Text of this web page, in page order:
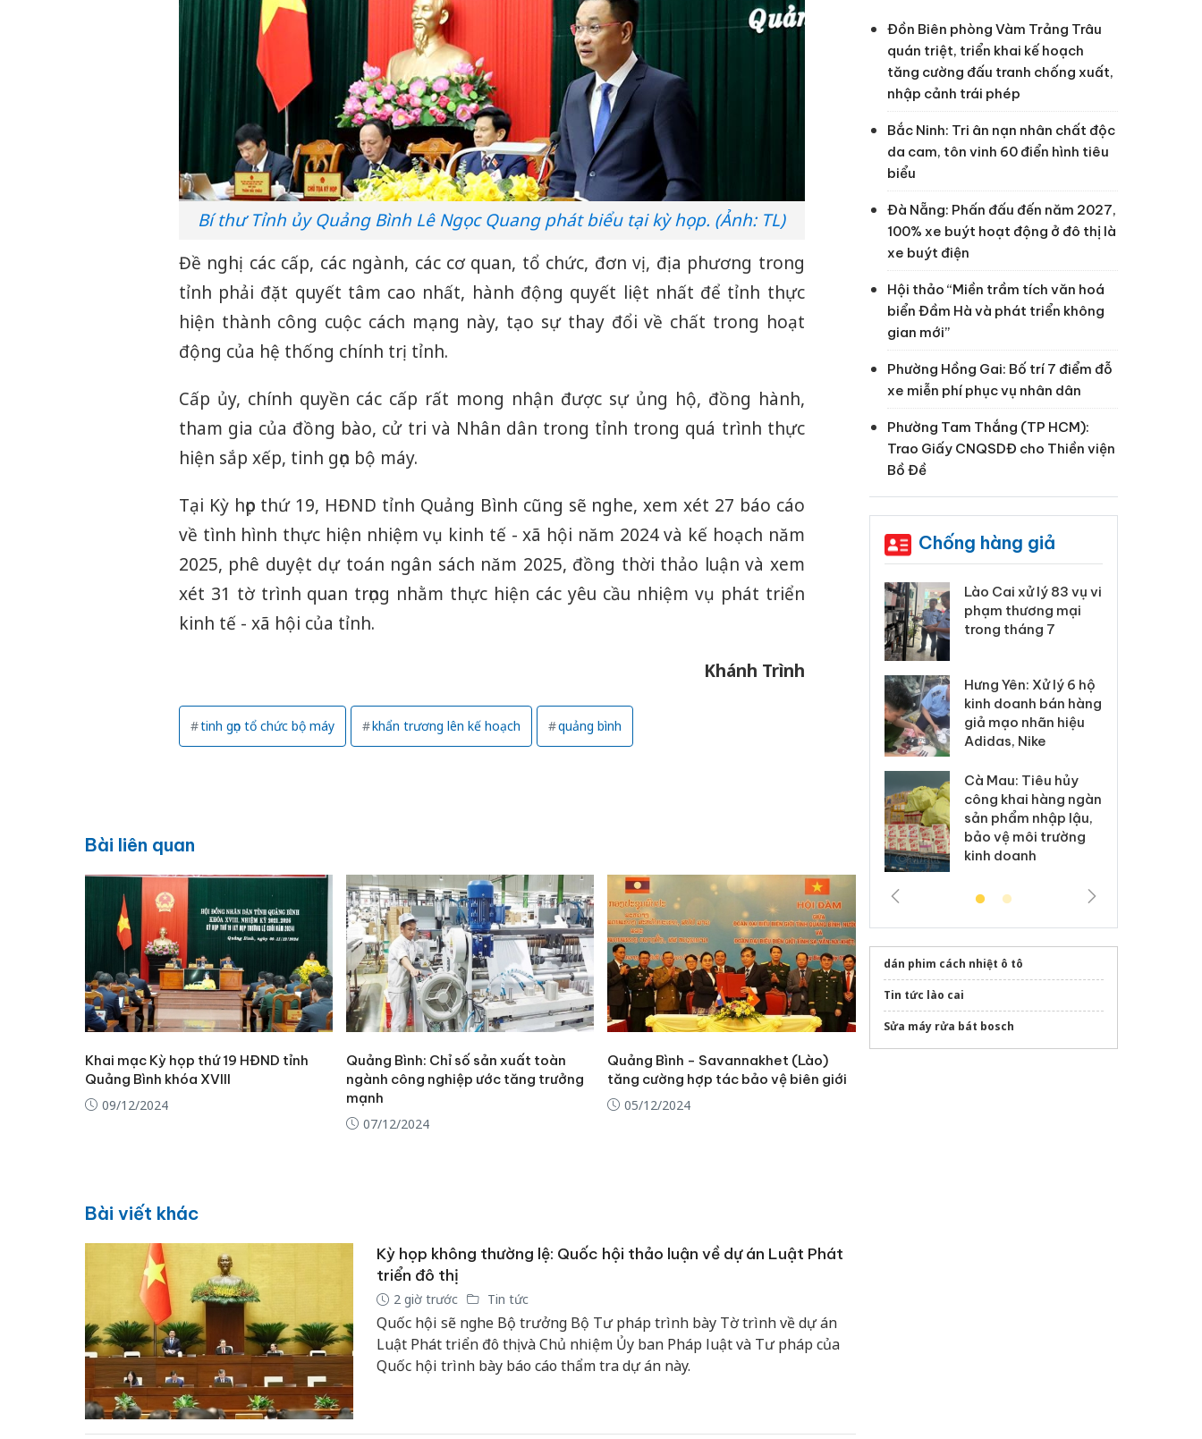
Bí thư Tỉnh ủy Quảng Bình Lê Ngọc Quang phát biểu tại kỳ họp. (Ảnh: TL)
Đề nghị các cấp, các ngành, các cơ quan, tổ chức, đơn vị, địa phương trong
tỉnh phải đặt quyết tâm cao nhất, hành động quyết liệt nhất để tỉnh thực
hiện thành công cuộc cách mạng này, tạo sự thay đổi về chất trong hoạt
động của hệ thống chính trị tỉnh.
Cấp ủy, chính quyền các cấp rất mong nhận được sự ủng hộ, đồng hành,
tham gia của đồng bào, cử tri và Nhân dân trong tỉnh trong quá trình thực
hiện sắp xếp, tinh gọn bộ máy.
Tại Kỳ họp thứ 19, HĐND tỉnh Quảng Bình cũng sẽ nghe, xem xét 27 báo cáo
về tình hình thực hiện nhiệm vụ kinh tế - xã hội năm 2024 và kế hoạch năm
2025, phê duyệt dự toán ngân sách năm 2025, đồng thời thảo luận và xem
xét 31 tờ trình quan trọng nhằm thực hiện các yêu cầu nhiệm vụ phát triển
kinh tế - xã hội của tỉnh.
Khánh Trình
tinh gọn tổ chức bộ máy khẩn trương lên kế hoạch quảng bình
Bài liên quan
Khai mạc Kỳ họp thứ 19 HĐND tỉnh
Quảng Bình khóa XVIII
09/12/2024
Quảng Bình: Chỉ số sản xuất toàn
ngành công nghiệp ước tăng trưởng
mạnh
07/12/2024
Quảng Bình - Savannakhet (Lào)
tăng cường hợp tác bảo vệ biên giới
05/12/2024
Bài viết khác
Kỳ họp không thường lệ: Quốc hội thảo luận về dự án Luật Phát
triển đô thị
2 giờ trước Tin tức
Quốc hội sẽ nghe Bộ trưởng Bộ Tư pháp trình bày Tờ trình về dự án
Luật Phát triển đô thị và Chủ nhiệm Ủy ban Pháp luật và Tư pháp của
Quốc hội trình bày báo cáo thẩm tra dự án này.
Đồn Biên phòng Vàm Trảng Trâu
quán triệt, triển khai kế hoạch
tăng cường đấu tranh chống xuất,
nhập cảnh trái phép
Bắc Ninh: Tri ân nạn nhân chất độc
da cam, tôn vinh 60 điển hình tiêu
biểu
Đà Nẵng: Phấn đấu đến năm 2027,
100% xe buýt hoạt động ở đô thị là
xe buýt điện
Hội thảo “Miền trầm tích văn hoá
biển Đầm Hà và phát triển không
gian mới”
Phường Hồng Gai: Bố trí 7 điểm đỗ
xe miễn phí phục vụ nhân dân
Phường Tam Thắng (TP HCM):
Trao Giấy CNQSDĐ cho Thiền viện
Bồ Đề
Chống hàng giả
Công an Thanh Hóa
Lào Cai xử lý 83 vụ vi
phạm thương mại
trong tháng 7
Hưng Yên: Xử lý 6 hộ
kinh doanh bán hàng
giả mạo nhãn hiệu
Adidas, Nike
Cà Mau: Tiêu hủy
công khai hàng ngàn
sản phẩm nhập lậu,
bảo vệ môi trường
kinh doanh
dán phim cách nhiệt ô tô
Tin tức lào cai
Sửa máy rửa bát bosch